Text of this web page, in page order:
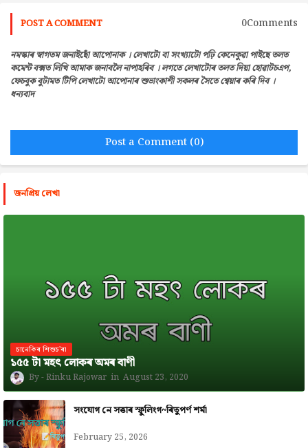
POST A COMMENT 0Comments
নমস্কাৰ স্বাগতম জনাইছোঁ আপোনাক । লেখাটো বা সংখ্যাটো পঢ়ি কেনেকুৱা পাইছে তলত
কমেন্ট বক্সত লিখি আমাক জনাবলৈ নাপাহৰিব । লগতে লেখাটোৰ তলত দিয়া হোৱাটচএপ,
ফেচবুক বুটামত টিপি লেখাটো আপোনাৰ শুভাংকাশী সকলৰ সৈতে শ্বেয়াৰ কৰি দিব ।
ধন্যবাদ
Post a Comment (0)
জনপ্রিয় লেখা
চানেকিৰ শিশুচ'ৰা
১৫৫ টা মহৎ লোকৰ অমৰ বাণী
Rinku Rajowar August 23, 2020
সংযোগ নে সত্তাৰ স্ফুলিংগ~ৰিতুপৰ্ণ শৰ্মা
February 25, 2026